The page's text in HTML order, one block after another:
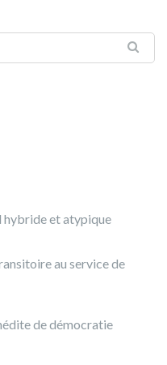
hybride et atypique
au service de
de démocratie